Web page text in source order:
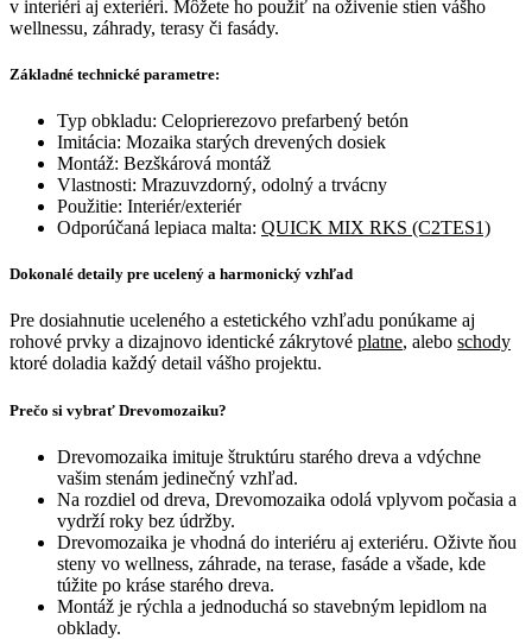
v interiéri aj exteriéri. Môžete ho použiť na oživenie stien vášho
wellnessu, záhrady, terasy či fasády.
Základné technické parametre:
Typ obkladu: Celoprierezovo prefarbený betón
Imitácia: Mozaika starých drevených dosiek
Montáž: Bezškárová montáž
Vlastnosti: Mrazuvzdorný, odolný a trvácny
Použitie: Interiér/exteriér
Odporúčaná lepiaca malta: QUICK MIX RKS (C2TES1)
Dokonalé detaily pre ucelený a harmonický vzhľad
Pre dosiahnutie uceleného a estetického vzhľadu ponúkame aj
rohové prvky a dizajnovo identické zákrytové platne, alebo schody
ktoré doladia každý detail vášho projektu.
Prečo si vybrať Drevomozaiku?
Drevomozaika imituje štruktúru starého dreva a vdýchne
vašim stenám jedinečný vzhľad.
Na rozdiel od dreva, Drevomozaika odolá vplyvom počasia a
vydrží roky bez údržby.
Drevomozaika je vhodná do interiéru aj exteriéru. Oživte ňou
steny vo wellness, záhrade, na terase, fasáde a všade, kde
túžite po kráse starého dreva.
Montáž je rýchla a jednoduchá so stavebným lepidlom na
obklady.